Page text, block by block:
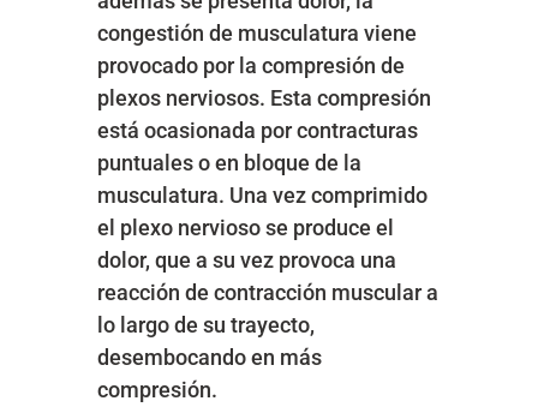
congestión de musculatura viene
provocado por la compresión de
plexos nerviosos. Esta compresión
está ocasionada por contracturas
puntuales o en bloque de la
musculatura. Una vez comprimido
el plexo nervioso se produce el
dolor, que a su vez provoca una
reacción de contracción muscular a
lo largo de su trayecto,
desembocando en más
compresión.